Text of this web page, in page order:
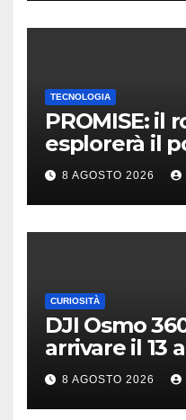
TECNOLOGIA
PROMISE: il
esplorerà il
Cosa
8 AGOSTO 2026
CURIOSITÀ
DJI Osmo
arrivare il 13
teaser
8 AGOSTO 2026